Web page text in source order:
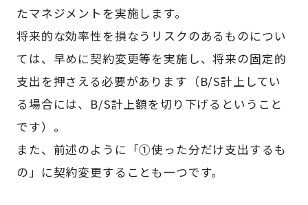
たマネジメントを実施します。
将来的な効率性を損なうリスクのあるものについ
ては、早めに契約変更等を実施し、将来の固定的
支出を押さえる必要があります（B/S計上してい
る場合には、B/S計上額を切り下げるということ
です）。
また、前述のように「①使った分だけ支出するも
の」に契約変更することも一つです。